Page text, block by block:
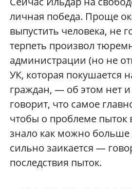
личная победа. Проще
выпустить человека, не
терпеть произвол
администрации (но не
УК, которая покушается
граждан, — об этом нет
говорит, что самое
чтобы о проблеме пыток
знало как можно
сильно заикается —
последствия пыток.